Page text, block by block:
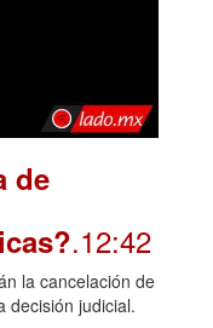
de
.12:42
la cancelación de
decisión judicial.